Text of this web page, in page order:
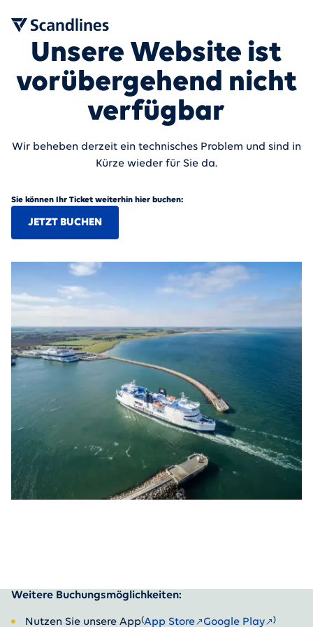
Unsere Website ist
vorübergehend nicht
verfügbar
Wir beheben derzeit ein technisches Problem und sind in
Kürze wieder für Sie da.
Sie können Ihr Ticket weiterhin hier buchen:
JETZT BUCHEN
Weitere Buchungsmöglichkeiten:
Nutzen Sie unsere App(App Store Google Play )